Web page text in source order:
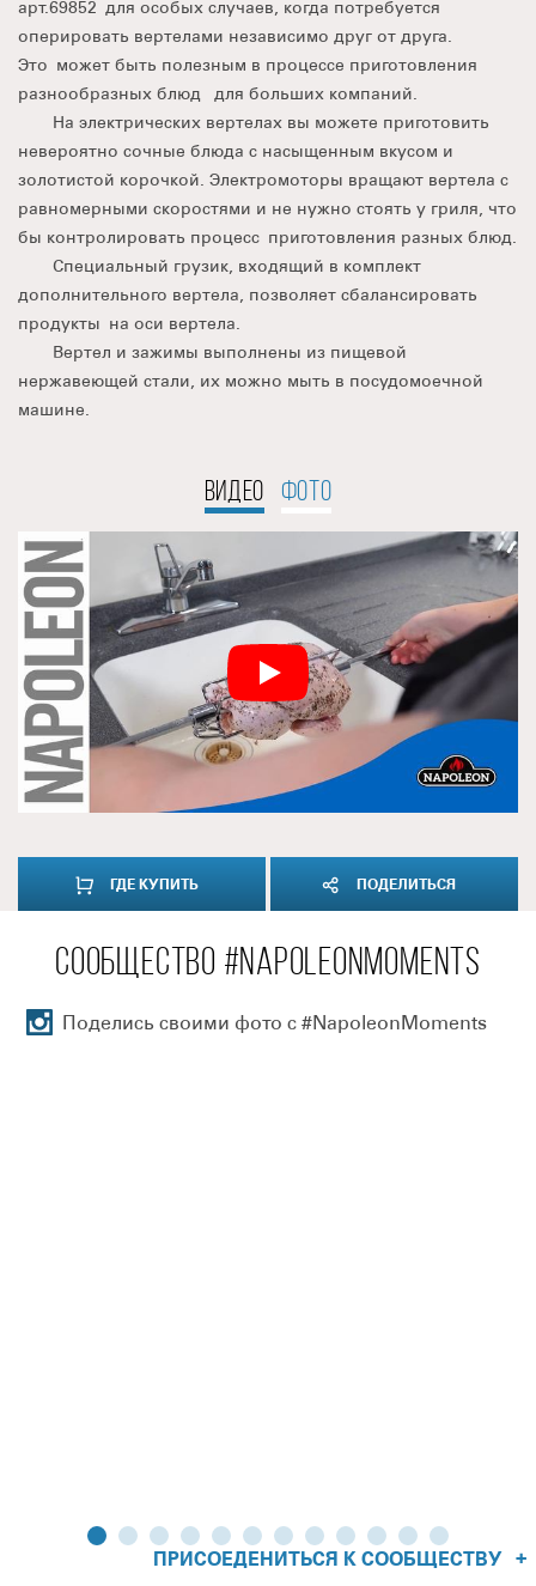
арт.69852 для особых случаев, когда потребуется
оперировать вертелами независимо друг от друга.
Это может быть полезным в процессе приготовления
разнообразных блюд для больших компаний.
На электрических вертелах вы можете приготовить
невероятно сочные блюда с насыщенным вкусом и
золотистой корочкой. Электромоторы вращают вертела с
равномерными скоростями и не нужно стоять у гриля, что
бы контролировать процесс приготовления разных блюд.
Специальный грузик, входящий в комплект
дополнительного вертела, позволяет сбалансировать
продукты на оси вертела.
Вертел и зажимы выполнены из пищевой
нержавеющей стали, их можно мыть в посудомоечной
машине.
ВИДЕО ФОТО
ГДЕ КУПИТЬ ПОДЕЛИТЬСЯ
СООБЩЕСТВО #NAPOLEONMOMENTS
Поделись своими фото с #NapoleonMoments
ПРИСОЕДЕНИТЬСЯ К СООБЩЕСТВУ +